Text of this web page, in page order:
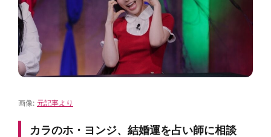
画像: 元記事より
カラのホ・ヨンジ、結婚運を占い師に相談